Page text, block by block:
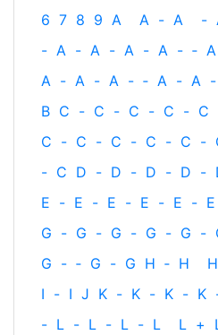
6 7 8 9 A A - A -
- A - A - A - A - ‐ A
A - A - A - ‐ A - A -
B C - C - C - C - C
C - C - C - C - C -
- C D - D - D - D -
E - E - E - E - E - E
G - G - G - G - G -
G - ‐ G - G H ‐ H H
I - I J K - K - K - K
- L - L - L - L L +